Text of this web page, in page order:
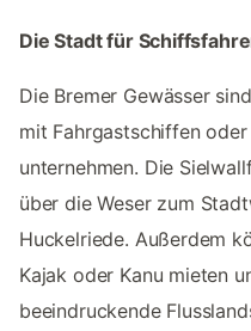
Die Stadt für
Die Bremer Gewässer
mit Fahrgastschiffen
unternehmen. Die
über die Weser zum
Huckelriede. Außerdem
Kajak oder Kanu mieten
beeindruckende